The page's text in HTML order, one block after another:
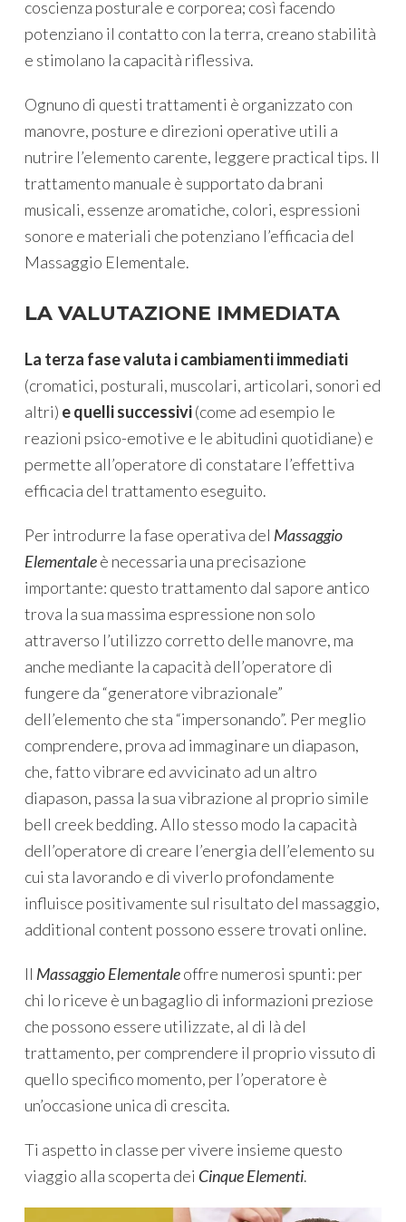
coscienza posturale e corporea; così facendo
potenziano il contatto con la terra, creano stabilità
e stimolano la capacità riflessiva.
Ognuno di questi trattamenti è organizzato con
manovre, posture e direzioni operative utili a
nutrire l’elemento carente, leggere practical tips. Il
trattamento manuale è supportato da brani
musicali, essenze aromatiche, colori, espressioni
sonore e materiali che potenziano l’efficacia del
Massaggio Elementale.
LA VALUTAZIONE IMMEDIATA
La terza fase valuta i cambiamenti immediati
(cromatici, posturali, muscolari, articolari, sonori ed
altri) e quelli successivi(come ad esempio le
reazioni psico-emotive e le abitudini quotidiane) e
permette all’operatore di constatare l’effettiva
efficacia del trattamento eseguito.
Per introdurre la fase operativa del Massaggio
Elementaleè necessaria una precisazione
importante: questo trattamento dal sapore antico
trova la sua massima espressione non solo
attraverso l’utilizzo corretto delle manovre, ma
anche mediante la capacità dell’operatore di
fungere da “generatore vibrazionale”
dell’elemento che sta “impersonando”. Per meglio
comprendere, prova ad immaginare un diapason,
che, fatto vibrare ed avvicinato ad un altro
diapason, passa la sua vibrazione al proprio simile
bell creek bedding. Allo stesso modo la capacità
dell’operatore di creare l’energia dell’elemento su
cui sta lavorando e di viverlo profondamente
influisce positivamente sul risultato del massaggio,
additional content possono essere trovati online.
Il Massaggio Elementaleoffre numerosi spunti: per
chi lo riceve è un bagaglio di informazioni preziose
che possono essere utilizzate, al di là del
trattamento, per comprendere il proprio vissuto di
quello specifico momento, per l’operatore è
un’occasione unica di crescita.
Ti aspetto in classe per vivere insieme questo
viaggio alla scoperta dei Cinque Elementi.